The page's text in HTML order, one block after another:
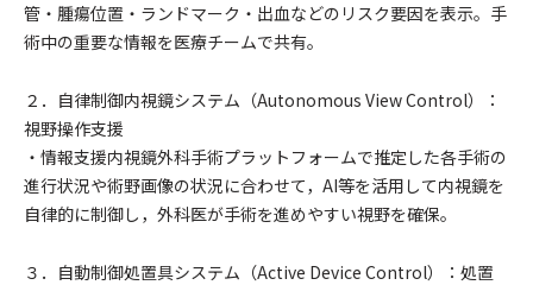
管・腫瘍位置・ランドマーク・出血などのリスク要因を表示。手
術中の重要な情報を医療チームで共有。
２．自律制御内視鏡システム（Autonomous View Control）：
視野操作支援
・情報支援内視鏡外科手術プラットフォームで推定した各手術の
進行状況や術野画像の状況に合わせて，AI等を活用して内視鏡を
自律的に制御し，外科医が手術を進めやすい視野を確保。
３．自動制御処置具システム（Active Device Control）：処置